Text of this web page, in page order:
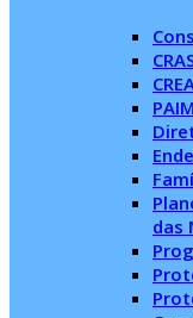
PAIM
das